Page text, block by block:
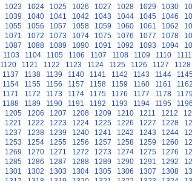
1023 1024 1025 1026 1027 1028 1029 1030
1039 1040 1041 1042 1043 1044 1045 1046
1055 1056 1057 1058 1059 1060 1061 1062
1071 1072 1073 1074 1075 1076 1077 1078
1087 1088 1089 1090 1091 1092 1093 1094
1103 1104 1105 1106 1107 1108 1109 1110 1111
1120 1121 1122 1123 1124 1125 1126 1127 1128
1137 1138 1139 1140 1141 1142 1143 1144
1154 1155 1156 1157 1158 1159 1160 1161 1162
1171 1172 1173 1174 1175 1176 1177 1178 1179
1188 1189 1190 1191 1192 1193 1194 1195 1196
1205 1206 1207 1208 1209 1210 1211 1212
1221 1222 1223 1224 1225 1226 1227 1228
1237 1238 1239 1240 1241 1242 1243 1244
1253 1254 1255 1256 1257 1258 1259 1260
1269 1270 1271 1272 1273 1274 1275 1276
1285 1286 1287 1288 1289 1290 1291 1292
1301 1302 1303 1304 1305 1306 1307 1308